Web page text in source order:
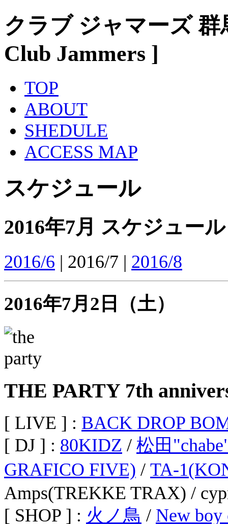
クラブ ジャマーズ
Club Jammers ]
TOP
ABOUT
SHEDULE
ACCESS MAP
スケジュール
2016年7月 スケジュール
2016/6 | 2016/7 | 2016/8
2016年7月2日（土）
THE PARTY 7th
[ LIVE ] : BACK DROP
[ DJ ] : 80KIDZ / 松田
GRAFICO FIVE) / TA-
Amps(TREKKE TRAX) /
[ SHOP ] : 火ノ鳥 / New boy